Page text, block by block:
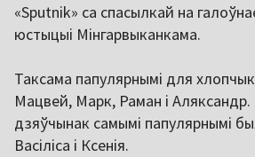
«Sputnik» са спасылкай на
юстыцыі Мінгарвыканкама.
Таксама папулярнымі для
Мацвей, Марк, Раман і
дзяўчынак самымі папулярнымі
Васіліса і Ксенія.